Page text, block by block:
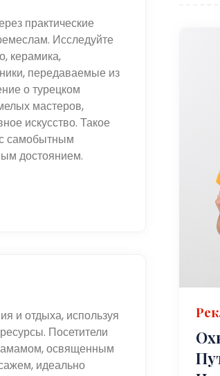
практические
Исследуйте
керамика,
передаваемые из
о турецком
мастеров,
искусство. Такое
самобытным
достоянием.
и отдыха, используя
Посетители
освященным
идеально